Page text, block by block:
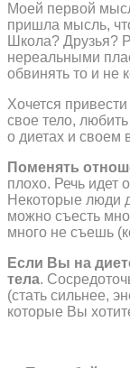
Моей первой
пришла мысль,
Школа? Друзья?
нереальными
обвинять то и не
Хочется
свое тело,
о диетах и своем
Поменять
плохо. Речь идет
Некоторые люди
можно съесть
много не съешь
Вы на диете,
тела.
(стать сильнее,
которые Вы